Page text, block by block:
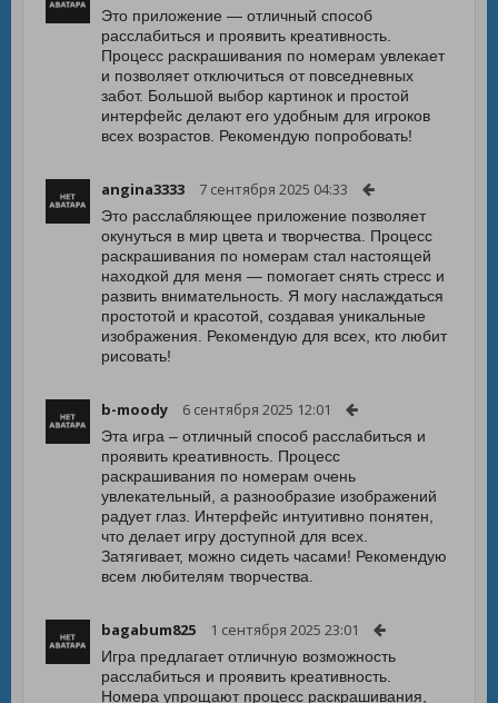
Это приложение — отличный способ
расслабиться и проявить креативность.
Процесс раскрашивания по номерам увлекает
и позволяет отключиться от повседневных
забот. Большой выбор картинок и простой
интерфейс делают его удобным для игроков
всех возрастов. Рекомендую попробовать!
angina3333 7 сентября 2025 04:33
Это расслабляющее приложение позволяет
окунуться в мир цвета и творчества. Процесс
раскрашивания по номерам стал настоящей
находкой для меня — помогает снять стресс и
развить внимательность. Я могу наслаждаться
простотой и красотой, создавая уникальные
изображения. Рекомендую для всех, кто любит
рисовать!
b-moody 6 сентября 2025 12:01
Эта игра – отличный способ расслабиться и
проявить креативность. Процесс
раскрашивания по номерам очень
увлекательный, а разнообразие изображений
радует глаз. Интерфейс интуитивно понятен,
что делает игру доступной для всех.
Затягивает, можно сидеть часами! Рекомендую
всем любителям творчества.
bagabum825 1 сентября 2025 23:01
Игра предлагает отличную возможность
расслабиться и проявить креативность.
Номера упрощают процесс раскрашивания,